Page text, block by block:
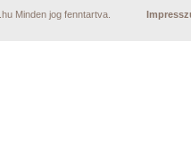
Minden jog fenntartva.